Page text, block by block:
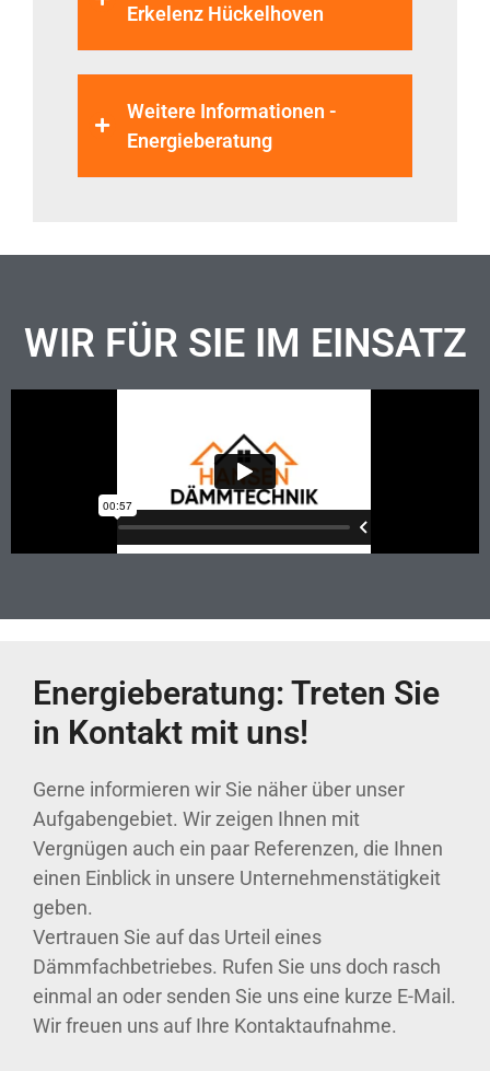
Erkelenz Hückelhoven
Weitere Informationen -
Energieberatung
WIR FÜR SIE IM EINSATZ
Energieberatung: Treten Sie
in Kontakt mit uns!
Gerne informieren wir Sie näher über unser
Aufgabengebiet. Wir zeigen Ihnen mit
Vergnügen auch ein paar Referenzen, die Ihnen
einen Einblick in unsere Unternehmenstätigkeit
geben.
Vertrauen Sie auf das Urteil eines
Dämmfachbetriebes. Rufen Sie uns doch rasch
einmal an oder senden Sie uns eine kurze E-Mail.
Wir freuen uns auf Ihre Kontaktaufnahme.